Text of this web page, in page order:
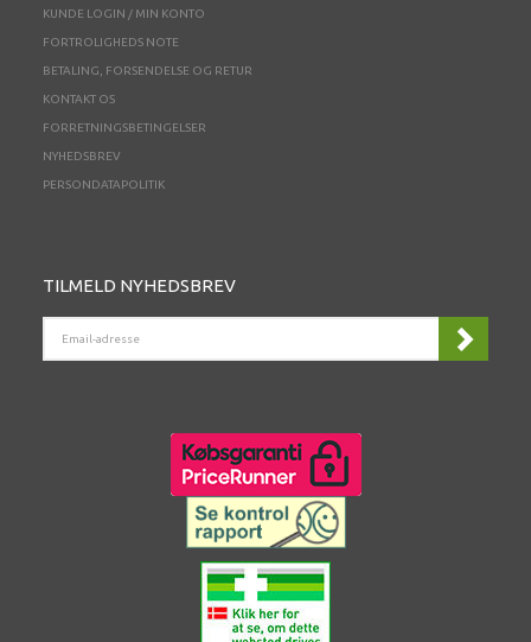
KUNDE LOGIN / MIN KONTO
FORTROLIGHEDS NOTE
BETALING, FORSENDELSE OG RETUR
KONTAKT OS
FORRETNINGSBETINGELSER
NYHEDSBREV
PERSONDATAPOLITIK
TILMELD NYHEDSBREV
ADRESSE